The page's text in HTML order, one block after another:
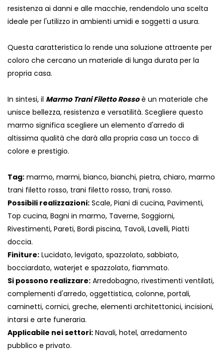
resistenza ai danni e alle macchie, rendendolo una scelta
ideale per l'utilizzo in ambienti umidi e soggetti a usura.
Questa caratteristica lo rende una soluzione attraente per
coloro che cercano un materiale di lunga durata per la
propria casa.
In sintesi, il Marmo Trani Filetto Rossoè un materiale che
unisce bellezza, resistenza e versatilità. Scegliere questo
marmo significa scegliere un elemento d'arredo di
altissima qualità che darà alla propria casa un tocco di
colore e prestigio.
Tag: marmo, marmi, bianco, bianchi, pietra, chiaro, marmo
trani filetto rosso, trani filetto rosso, trani, rosso.
Possibili realizzazioni: Scale, Piani di cucina, Pavimenti,
Top cucina, Bagni in marmo, Taverne, Soggiorni,
Rivestimenti, Pareti, Bordi piscina, Tavoli, Lavelli, Piatti
doccia.
Finiture: Lucidato, levigato, spazzolato, sabbiato,
bocciardato, waterjet e spazzolato, fiammato.
Si possono realizzare: Arredobagno, rivestimenti ventilati,
complementi d'arredo, oggettistica, colonne, portali,
caminetti, cornici, greche, elementi architettonici, incisioni,
intarsi e arte funeraria.
Applicabile nei settori: Navali, hotel, arredamento
pubblico e privato.